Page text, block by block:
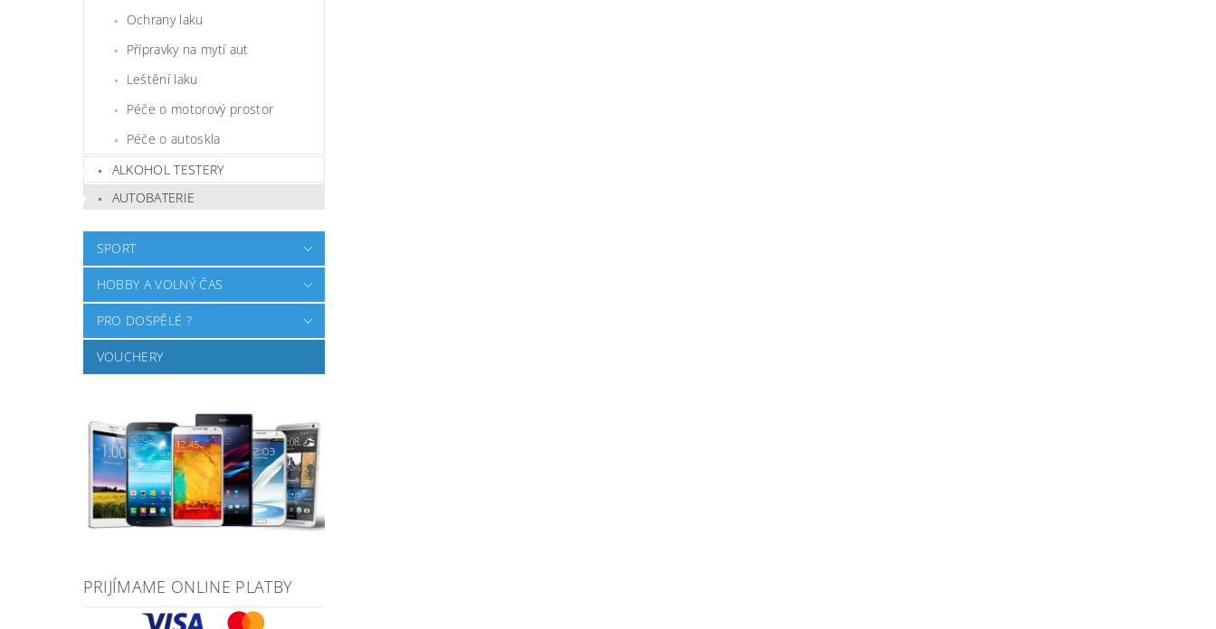
Ochrany laku
Přípravky na mytí aut
Leštění laku
Péče o motorový prostor
Péče o autoskla
ALKOHOL TESTERY
AUTOBATERIE
SPORT
HOBBY A VOLNÝ ČAS
PRO DOSPĚLÉ ?
VOUCHERY
PRIJÍMAME ONLINE PLATBY